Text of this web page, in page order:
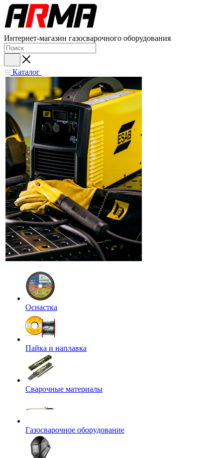
Интернет-магазин газосварочного оборудования
Каталог
Оснастка
Пайка и наплавка
Сварочные материалы
Газосварочное оборудование